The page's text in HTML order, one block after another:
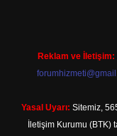
Reklam ve İletişim:
Yasal Uyarı: Sitemiz,
İletişim Kurumu (BTK)